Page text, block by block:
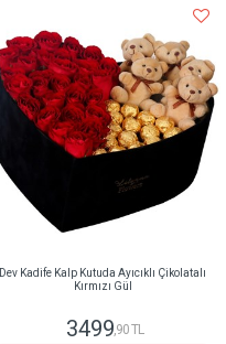
Dev Kadife Kalp Kutuda Ayıcıklı Çikolatalı
Kırmızı Gül
3499,90 TL